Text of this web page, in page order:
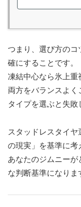
つまり、選び方のコ
確にすることです。
凍結中心なら氷上重
両方をバランスよく
タイプを選ぶと失敗
スタッドレスタイ
の現実」を基準に考
あなたのジムニー
な判断基準になりま